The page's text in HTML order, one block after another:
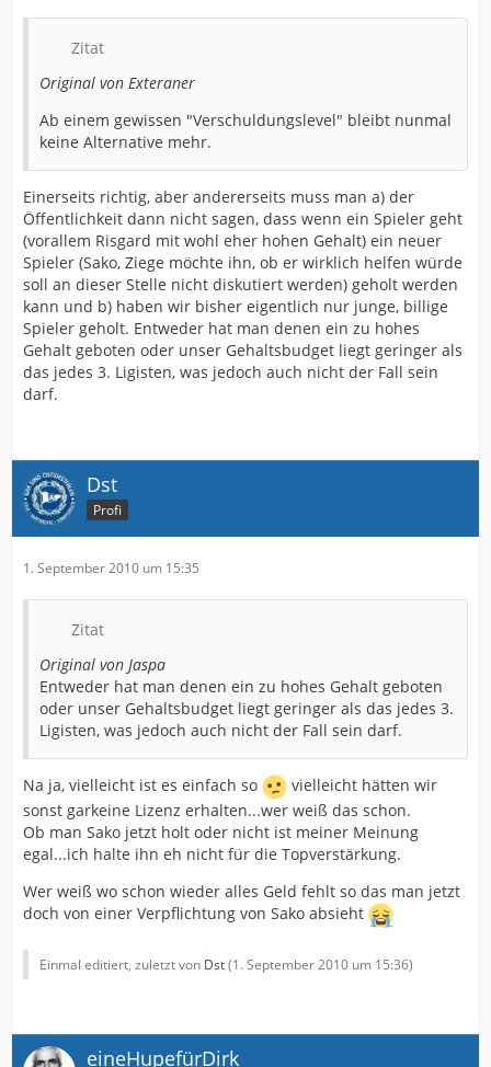
Zitat
Original von Exteraner
Ab einem gewissen "Verschuldungslevel" bleibt nunmal
keine Alternative mehr.
Einerseits richtig, aber andererseits muss man a) der
Öffentlichkeit dann nicht sagen, dass wenn ein Spieler geht
(vorallem Risgard mit wohl eher hohen Gehalt) ein neuer
Spieler (Sako, Ziege möchte ihn, ob er wirklich helfen würde
soll an dieser Stelle nicht diskutiert werden) geholt werden
kann und b) haben wir bisher eigentlich nur junge, billige
Spieler geholt. Entweder hat man denen ein zu hohes
Gehalt geboten oder unser Gehaltsbudget liegt geringer als
das jedes 3. Ligisten, was jedoch auch nicht der Fall sein
darf.
Dst
Profi
1. September 2010 um 15:35
Zitat
Original von Jaspa
Entweder hat man denen ein zu hohes Gehalt geboten
oder unser Gehaltsbudget liegt geringer als das jedes 3.
Ligisten, was jedoch auch nicht der Fall sein darf.
Na ja, vielleicht ist es einfach so
vielleicht hätten wir
sonst garkeine Lizenz erhalten...wer weiß das schon.
Ob man Sako jetzt holt oder nicht ist meiner Meinung
egal...ich halte ihn eh nicht für die Topverstärkung.
Wer weiß wo schon wieder alles Geld fehlt so das man jetzt
doch von einer Verpflichtung von Sako absieht
Einmal editiert, zuletzt von Dst(1. September 2010 um 15:36)
eineHupefürDirk